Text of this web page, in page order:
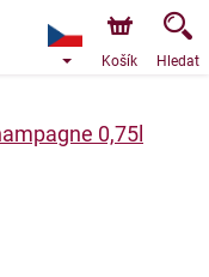
Nejbližší možné
dovolené.
Košík Hledat
0,75l